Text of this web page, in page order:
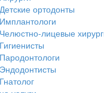
Детские ортодонты
Имплантологи
Челюстно-лицевые
Гигиенисты
Пародонтологи
Эндодонтисты
Гнатолог